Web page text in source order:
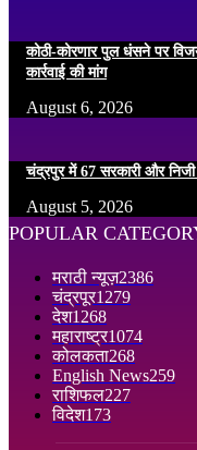
कोठी-कोरणार पुल धंसने पर
कार्रवाई की मांग
August 6, 2026
चंद्रपुर में 67 सरकारी और निजी
August 5, 2026
POPULAR
मराठी न्यूज़2386
चंद्रपूर1279
देश1268
महाराष्ट्र1074
कोलकता268
English News259
राशिफल227
विदेश173